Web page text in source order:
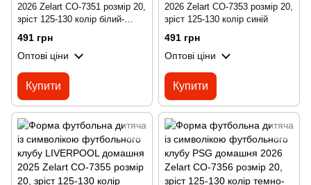
2026 Zelart CO-7351 розмір 20,
зріст 125-130 колір білий-
491 грн
Оптові ціни
Купити
2026 Zelart CO-7353 розмір 20,
зріст 125-130 колір синій
491 грн
Оптові ціни
Купити